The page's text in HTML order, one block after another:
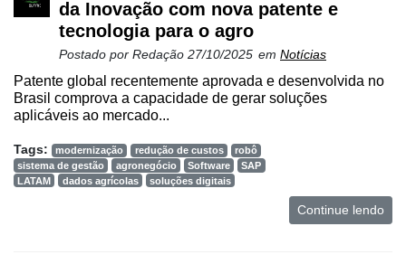
da Inovação com nova patente e
tecnologia para o agro
Postado por Redação 27/10/2025 em Notícias
Patente global recentemente aprovada e desenvolvida no
Brasil comprova a capacidade de gerar soluções
aplicáveis ao mercado...
Tags: modernização redução de custos
robô
sistema de gestão
agronegócio Software
SAP
LATAM
dados agrícolas soluções digitais
Continue lendo